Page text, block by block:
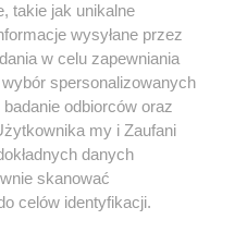
Instagram Youtube
takie jak unikalne
wysyłane przez
w celu zapewniania
spersonalizowanych
odbiorców oraz
my i Zaufani
danych
skanować
celów identyfikacji.